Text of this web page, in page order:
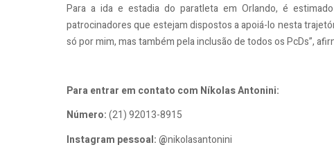
Para a ida e estadia do paratleta em Orlando, é
patrocinadores que estejam dispostos a apoiá-lo nesta
só por mim, mas também pela inclusão de todos os PcDs”,
Para entrar em contato com Níkolas Antonini:
Número:(21) 92013-8915
Instagram pessoal: @nikolasantonini